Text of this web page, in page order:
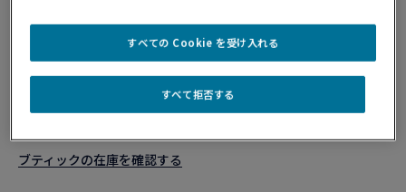
カスタマイズ
ショッピングバッグに追加
ブティックの在庫を確認する​
すべて拒否する
すべての Cookie を受け入れる